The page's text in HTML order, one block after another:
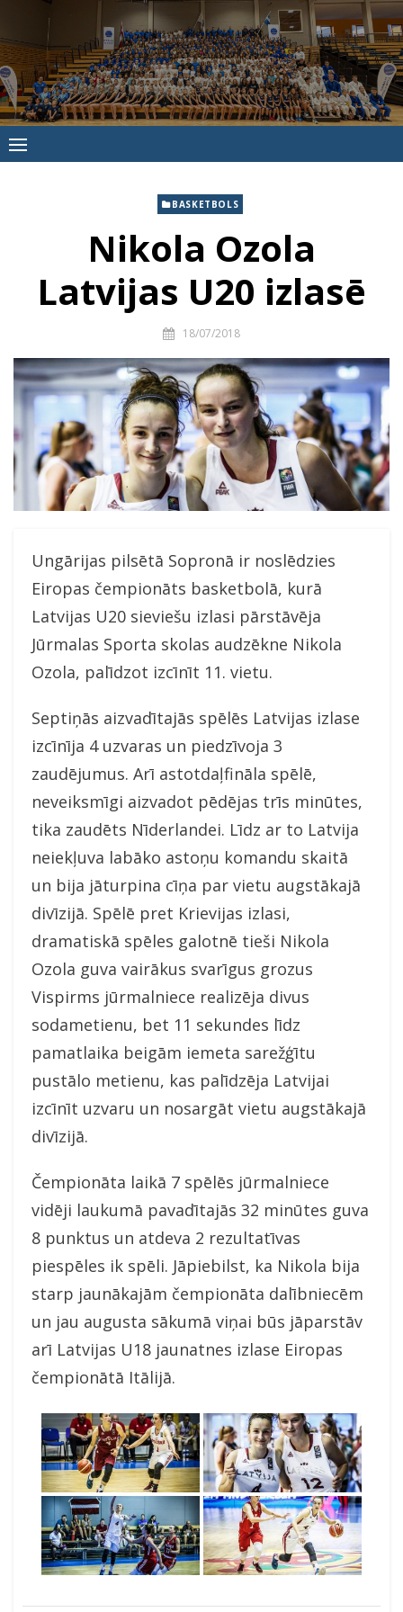
to
content
Jūrmalas
Sporta
skola
BASKETBOLS
Nikola Ozola
Latvijas U20 izlasē
18/07/2018
Ungārijas pilsētā Sopronā ir noslēdzies
Eiropas čempionāts basketbolā, kurā
Latvijas U20 sieviešu izlasi pārstāvēja
Jūrmalas Sporta skolas audzēkne Nikola
Ozola, palīdzot izcīnīt 11. vietu.
Septiņās aizvadītajās spēlēs Latvijas izlase
izcīnīja 4 uzvaras un piedzīvoja 3
zaudējumus. Arī astotdaļfināla spēlē,
neveiksmīgi aizvadot pēdējas trīs minūtes,
tika zaudēts Nīderlandei. Līdz ar to Latvija
neiekļuva labāko astoņu komandu skaitā
un bija jāturpina cīņa par vietu augstākajā
divīzijā. Spēlē pret Krievijas izlasi,
dramatiskā spēles galotnē tieši Nikola
Ozola guva vairākus svarīgus grozus
Vispirms jūrmalniece realizēja divus
sodametienu, bet 11 sekundes līdz
pamatlaika beigām iemeta sarežģītu
pustālo metienu, kas palīdzēja Latvijai
izcīnīt uzvaru un nosargāt vietu augstākajā
divīzijā.
Čempionāta laikā 7 spēlēs jūrmalniece
vidēji laukumā pavadītajās 32 minūtes guva
8 punktus un atdeva 2 rezultatīvas
piespēles ik spēli. Jāpiebilst, ka Nikola bija
starp jaunākajām čempionāta dalībniecēm
un jau augusta sākumā viņai būs jāparstāv
arī Latvijas U18 jaunatnes izlase Eiropas
čempionātā Itālijā.